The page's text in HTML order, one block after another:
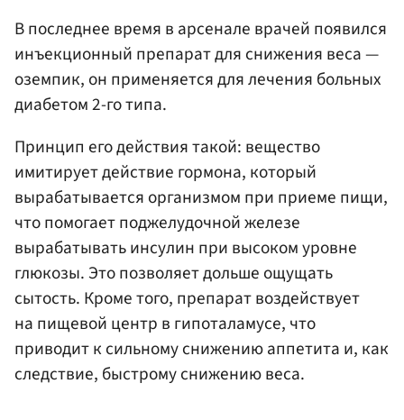
В последнее время в арсенале врачей появился
инъекционный препарат для снижения веса —
оземпик, он применяется для лечения больных
диабетом 2-го типа.
Принцип его действия такой: вещество
имитирует действие гормона, который
вырабатывается организмом при приеме пищи,
что помогает поджелудочной железе
вырабатывать инсулин при высоком уровне
глюкозы. Это позволяет дольше ощущать
сытость. Кроме того, препарат воздействует
на пищевой центр в гипоталамусе, что
приводит к сильному снижению аппетита и, как
следствие, быстрому снижению веса.